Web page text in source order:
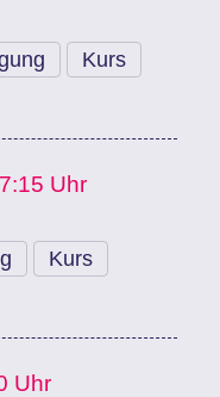
Kurs
Uhr
Kurs
Uhr